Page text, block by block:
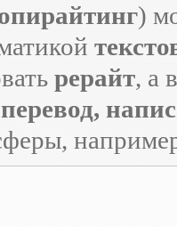
)
рерайт, а
перевод,